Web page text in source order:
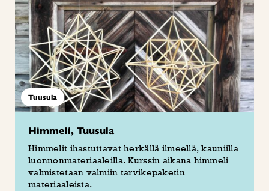
Tuusula
Himmeli, Tuusula
Himmelit ihastuttavat herkällä ilmeellä, kauniilla
luonnonmateriaaleilla. Kurssin aikana himmeli
valmistetaan valmiin tarvikepaketin
materiaaleista.